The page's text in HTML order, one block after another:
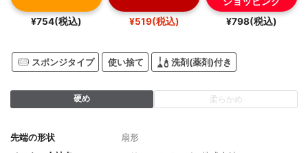
¥754(税込) ¥519(税込) ¥798(税込)
スポンジタイプ 使い捨て 洗剤(薬剤)付き
硬め 柔らかめ
先端の形状
扇形